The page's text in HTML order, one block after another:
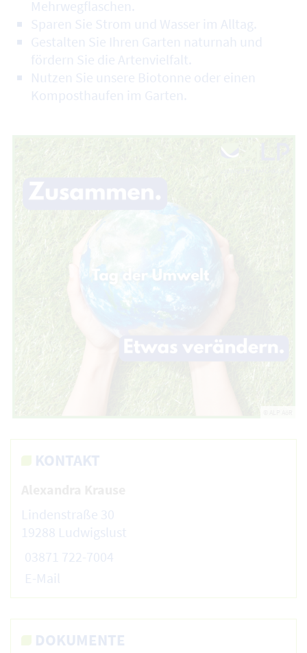
Mehrwegflaschen.
Sparen Sie Strom und Wasser im Alltag.
Gestalten Sie Ihren Garten naturnah und
fördern Sie die Artenvielfalt.
Nutzen Sie unsere Biotonne oder einen
Komposthaufen im Garten.
KONTAKT
Lindenstraße 30
19288 Ludwigslust
03871 722-7004
E-Mail
DOKUMENTE